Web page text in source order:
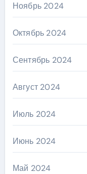
Ноябрь 2024
Октябрь 2024
Сентябрь 2024
Август 2024
Июль 2024
Июнь 2024
Май 2024